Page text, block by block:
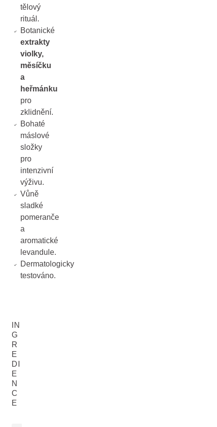
tělový
rituál.
Botanické
extrakty
violky,
měsíčku
a
heřmánku
pro
zklidnění.
Bohaté
máslové
složky
pro
intenzivní
výživu.
Vůně
sladké
pomeranče
a
aromatické
levandule.
Dermatologicky
testováno.
IN
G
R
E
DI
E
N
C
E